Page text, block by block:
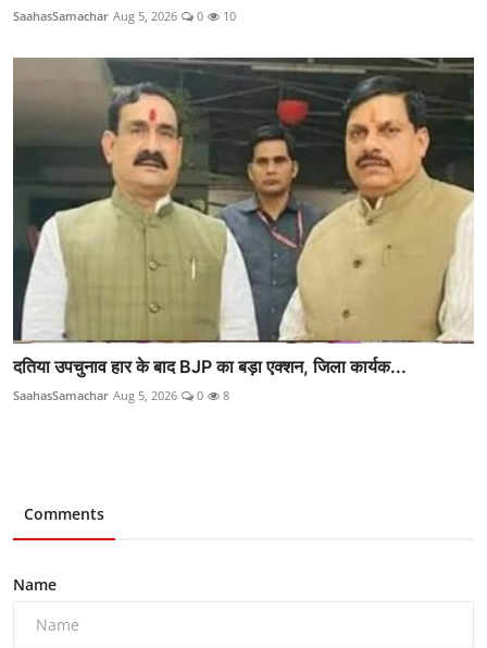
SaahasSamachar Aug 5, 2026 0 10
दतिया उपचुनाव हार के बाद BJP का बड़ा एक्शन, जिला कार्यक...
SaahasSamachar Aug 5, 2026 0 8
Comments
Name